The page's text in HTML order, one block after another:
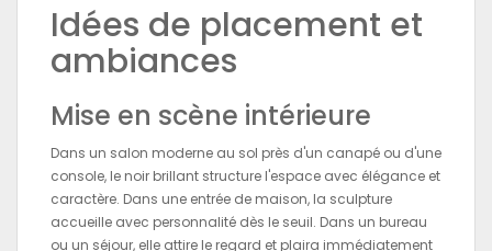
Idées de placement et
ambiances
Mise en scène intérieure
Dans un salon moderne au sol près d'un canapé ou d'une
console, le noir brillant structure l'espace avec élégance et
caractère. Dans une entrée de maison, la sculpture
accueille avec personnalité dès le seuil. Dans un bureau
ou un séjour, elle attire le regard et plaira immédiatement